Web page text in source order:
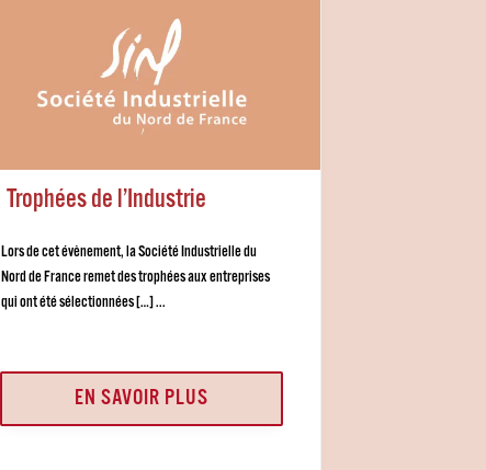
Trophées de l’Industrie
Lors de cet évènement, la Société Industrielle du
Nord de France remet des trophées aux entreprises
qui ont été sélectionnées […] ...
EN SAVOIR PLUS